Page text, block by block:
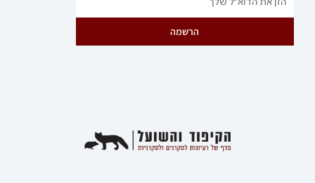
הרשמה